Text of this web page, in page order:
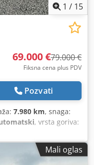
1 / 15
69.000 €79.000 €
Fiksna cena plus PDV
Pozvati
7.980 km, snaga:
, vrsta goriva:
, = Dodatne opcije
upravljač -Mali oglas